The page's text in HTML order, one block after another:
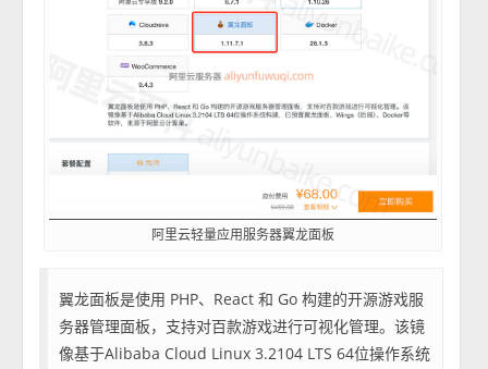
阿里云轻量应用服务器翼龙面板
翼龙面板是使用 PHP、React 和 Go 构建的开源游戏服
务器管理面板，支持对百款游戏进行可视化管理。该镜
像基于Alibaba Cloud Linux 3.2104 LTS 64位操作系统